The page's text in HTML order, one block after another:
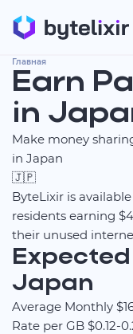
Главная
Earn
in
Make money
in Japan
🇯🇵
ByteLixir is
residents earning
their unused
Japan
Average Monthly
Rate per GB $0.12-